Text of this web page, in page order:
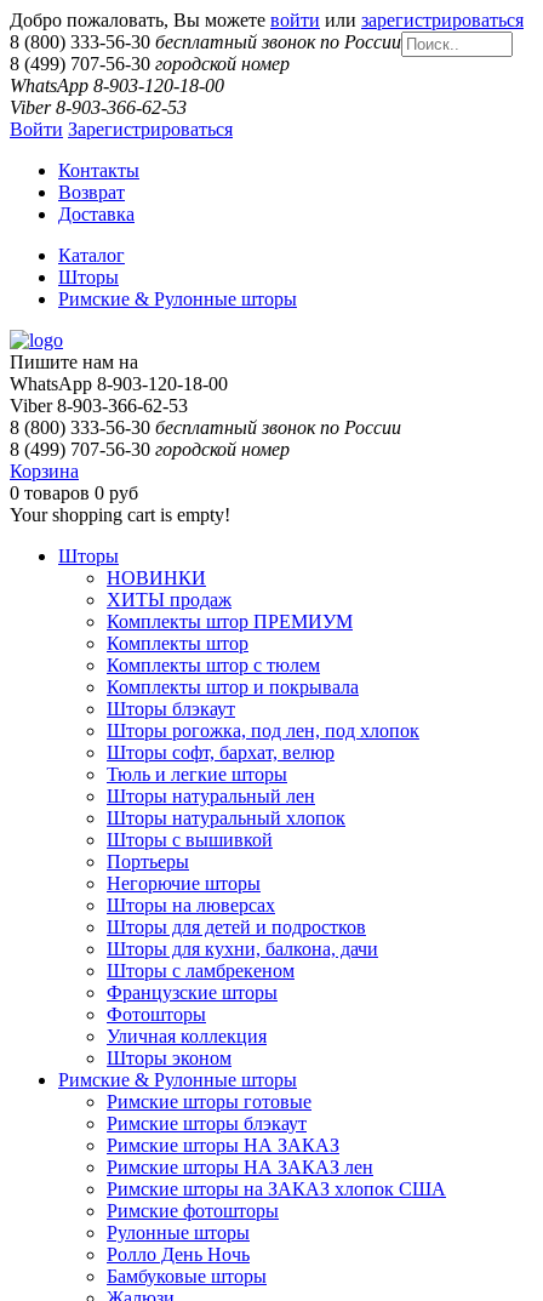
Добро пожаловать, Вы можете войти или зарегистрироваться
8 (800) 333-56-30 бесплатный звонок по России
8 (499) 707-56-30 городской номер
WhatsApp 8-903-120-18-00
Viber 8-903-366-62-53
Войти Зарегистрироваться
Контакты
Возврат
Доставка
Каталог
Шторы
Римские & Рулонные шторы
Пишите нам на
WhatsApp 8-903-120-18-00
Viber 8-903-366-62-53
8 (800) 333-56-30 бесплатный звонок по России
8 (499) 707-56-30 городской номер
Корзина
0 товаров 0 руб
Your shopping cart is empty!
Шторы
НОВИНКИ
ХИТЫ продаж
Комплекты штор ПРЕМИУМ
Комплекты штор
Комплекты штор с тюлем
Комплекты штор и покрывала
Шторы блэкаут
Шторы рогожка, под лен, под хлопок
Шторы софт, бархат, велюр
Тюль и легкие шторы
Шторы натуральный лен
Шторы натуральный хлопок
Шторы с вышивкой
Портьеры
Негорючие шторы
Шторы на люверсах
Шторы для детей и подростков
Шторы для кухни, балкона, дачи
Шторы с ламбрекеном
Французские шторы
Фотошторы
Уличная коллекция
Шторы эконом
Римские & Рулонные шторы
Римские шторы готовые
Римские шторы блэкаут
Римские шторы НА ЗАКАЗ
Римские шторы НА ЗАКАЗ лен
Римские шторы на ЗАКАЗ хлопок США
Римские фотошторы
Рулонные шторы
Ролло День Ночь
Бамбуковые шторы